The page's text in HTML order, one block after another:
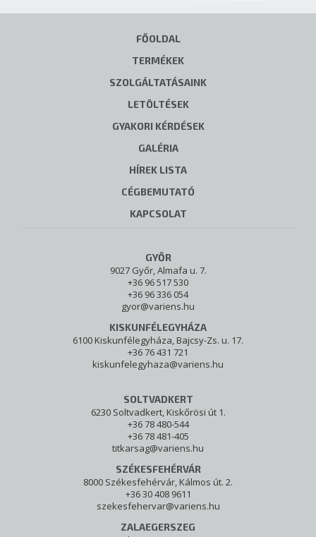
FŐOLDAL
TERMÉKEK
SZOLGÁLTATÁSAINK
LETÖLTÉSEK
GYAKORI KÉRDÉSEK
GALÉRIA
HÍREK LISTA
CÉGBEMUTATÓ
KAPCSOLAT
GYŐR
9027 Győr, Almafa u. 7.
+36 96 517 530
+36 96 336 054
gyor@variens.hu
KISKUNFÉLEGYHÁZA
6100 Kiskunfélegyháza, Bajcsy-Zs. u. 17.
+36 76 431 721
kiskunfelegyhaza@variens.hu
SOLTVADKERT
6230 Soltvadkert, Kiskőrösi út 1.
+36 78 480-544
+36 78 481-405
titkarsag@variens.hu
SZÉKESFEHÉRVÁR
8000 Székesfehérvár, Kálmos út. 2.
+36 30 408 9611
szekesfehervar@variens.hu
ZALAEGERSZEG